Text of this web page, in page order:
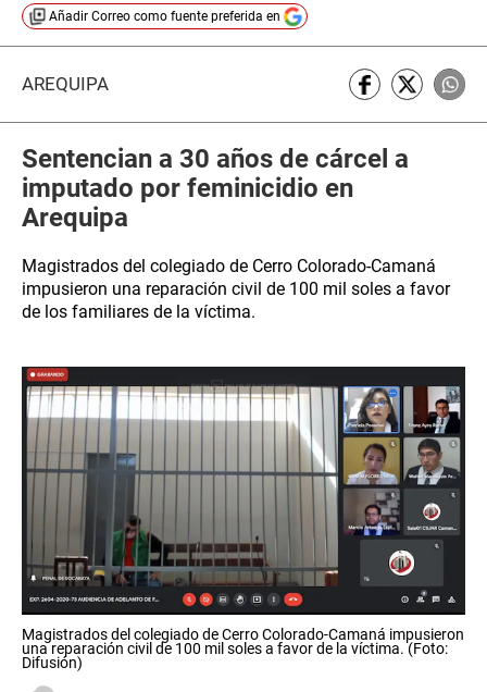
Añadir Correo como fuente preferida en
AREQUIPA
Sentencian a 30 años de cárcel a
imputado por feminicidio en
Arequipa
Magistrados del colegiado de Cerro Colorado-Camaná
impusieron una reparación civil de 100 mil soles a favor
de los familiares de la víctima.
Magistrados del colegiado de Cerro Colorado-Camaná impusieron
una reparación civil de 100 mil soles a favor de la víctima. (Foto:
Difusión)